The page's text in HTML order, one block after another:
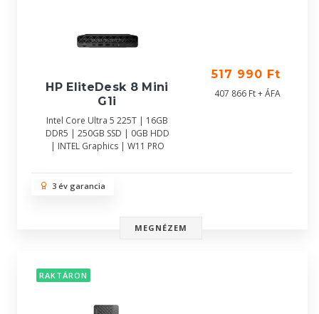
HP EliteDesk 8 Mini
G1i
Intel Core Ultra 5 225T | 16GB
DDR5 | 250GB SSD | 0GB HDD
| INTEL Graphics | W11 PRO
517 990 Ft
407 866 Ft + ÁFA
3 év garancia
MEGNÉZEM
RAKTÁRON